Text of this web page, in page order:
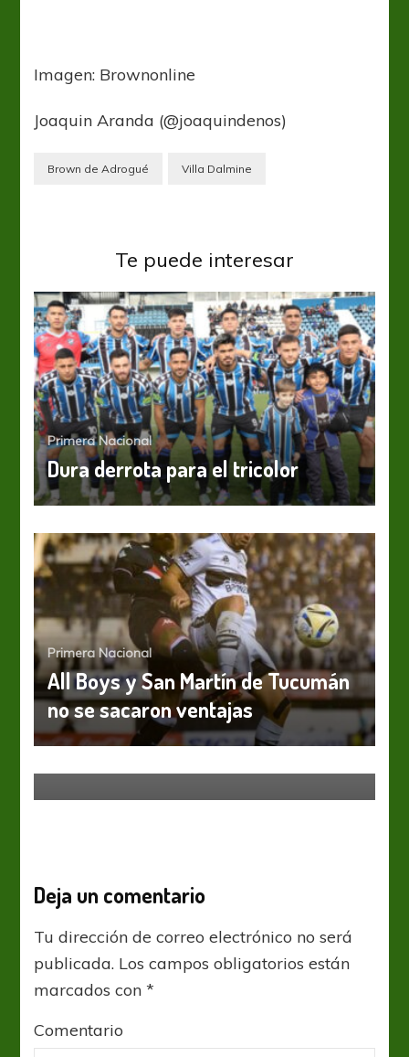
Imagen: Brownonline
Joaquin Aranda (@joaquindenos)
Brown de Adrogué Villa Dalmine
Te puede interesar
Primera Nacional
Dura derrota para el tricolor
Primera Nacional
All Boys y San Martín de Tucumán
no se sacaron ventajas
Primera Nacional
Estudiantes (BA) y tres puntos de
Deja un comentario
Tu dirección de correo electrónico no será
publicada. Los campos obligatorios están
marcados con*
Comentario